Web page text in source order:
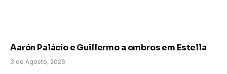
Aarón Palácio e Guillermo a ombros em Estella
3 de Agosto, 2026